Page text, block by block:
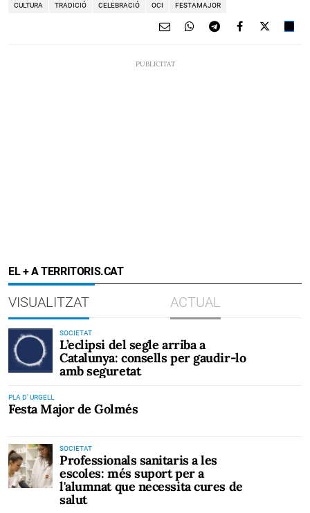
CULTURA TRADICIÓ CELEBRACIÓ OCI FESTAMAJOR
EL + A TERRITORIS.CAT
VISUALITZAT ACTUAL
SOCIETAT
L’eclipsi del segle arriba a
Catalunya: consells per gaudir-lo
amb seguretat
PLA D' URGELL
Festa Major de Golmés
SOCIETAT
Professionals sanitaris a les
escoles: més suport per a
l'alumnat que necessita cures de
salut